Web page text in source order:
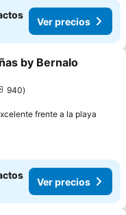
Ver precios
a favoritos
by Bernalo
940
frente a la playa
Ver precios